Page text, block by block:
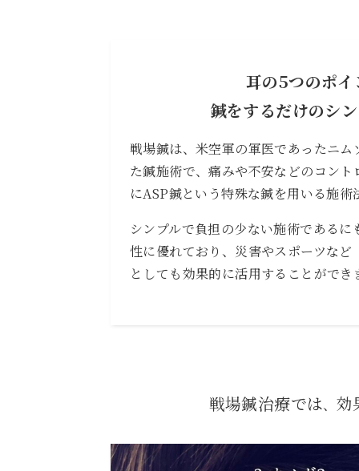
耳の5つのポイ
鍼をするだけのシ
戦場鍼は、米空軍の軍医であったニ
た鍼施術で、痛みや不安などのコン
にASP鍼という特殊な鍼を用いる施術
シンプルで負担の少ない施術である
性に優れており、災害やスポーツな
としても効果的に活用することができ
戦場鍼治療では、 効